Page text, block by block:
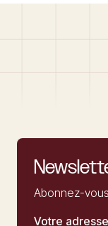
Abonnez-
Votre